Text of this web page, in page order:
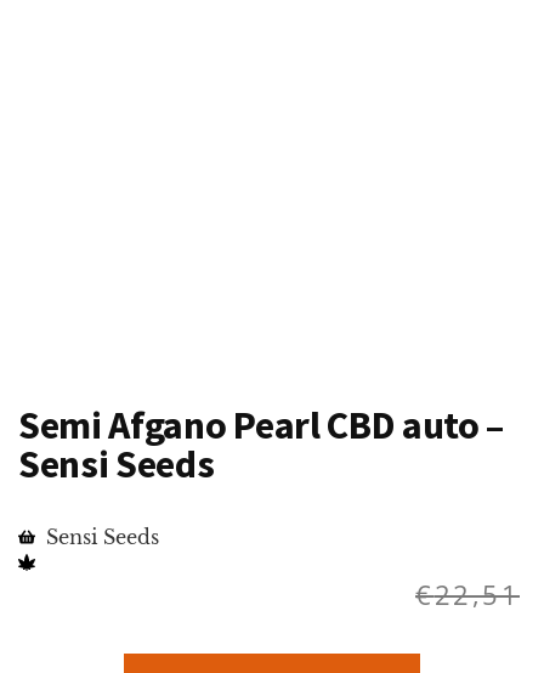
Semi Afgano Pearl CBD auto –
Sensi Seeds
Sensi Seeds
€22,51